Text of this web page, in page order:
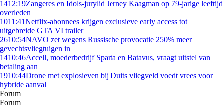
1412:19Zangeres en Idols-jurylid Jerney Kaagman op 79-jarige leeftijd
overleden
1011:41Netflix-abonnees krijgen exclusieve early access tot
uitgebreide GTA VI trailer
2610:54NAVO zet wegens Russische provocatie 250% meer
gevechtsvliegtuigen in
1410:46Accell, moederbedrijf Sparta en Batavus, vraagt uitstel van
betaling aan
1910:44Drone met explosieven bij Duits vliegveld voedt vrees voor
hybride aanval
Forum
Forum